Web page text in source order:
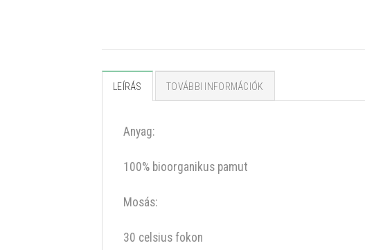
LEÍRÁS TOVÁBBI INFORMÁCIÓK
Anyag:
100% bioorganikus pamut
Mosás:
30 celsius fokon